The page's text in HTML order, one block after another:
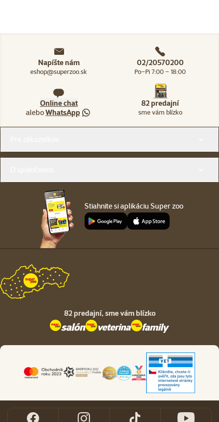
Napíšte nám
eshop@superzoo.sk
02/20570200
Po–Pi 7:00 – 18:00
Online chat
aleboWhatsApp
82 predajní
sme vám blízko
Stiahnite si aplikáciu Super zoo
82 predajní, sme vám blízko